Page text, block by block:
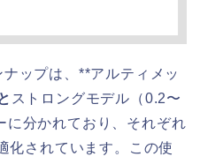
ップは、**アルティメッ
ストロングモデル（0.2〜
に分かれており、それぞれ
化されています。この使